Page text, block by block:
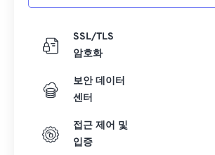
SSL/TLS
암호화
보안 데이터
센터
접근 제어 및
입증